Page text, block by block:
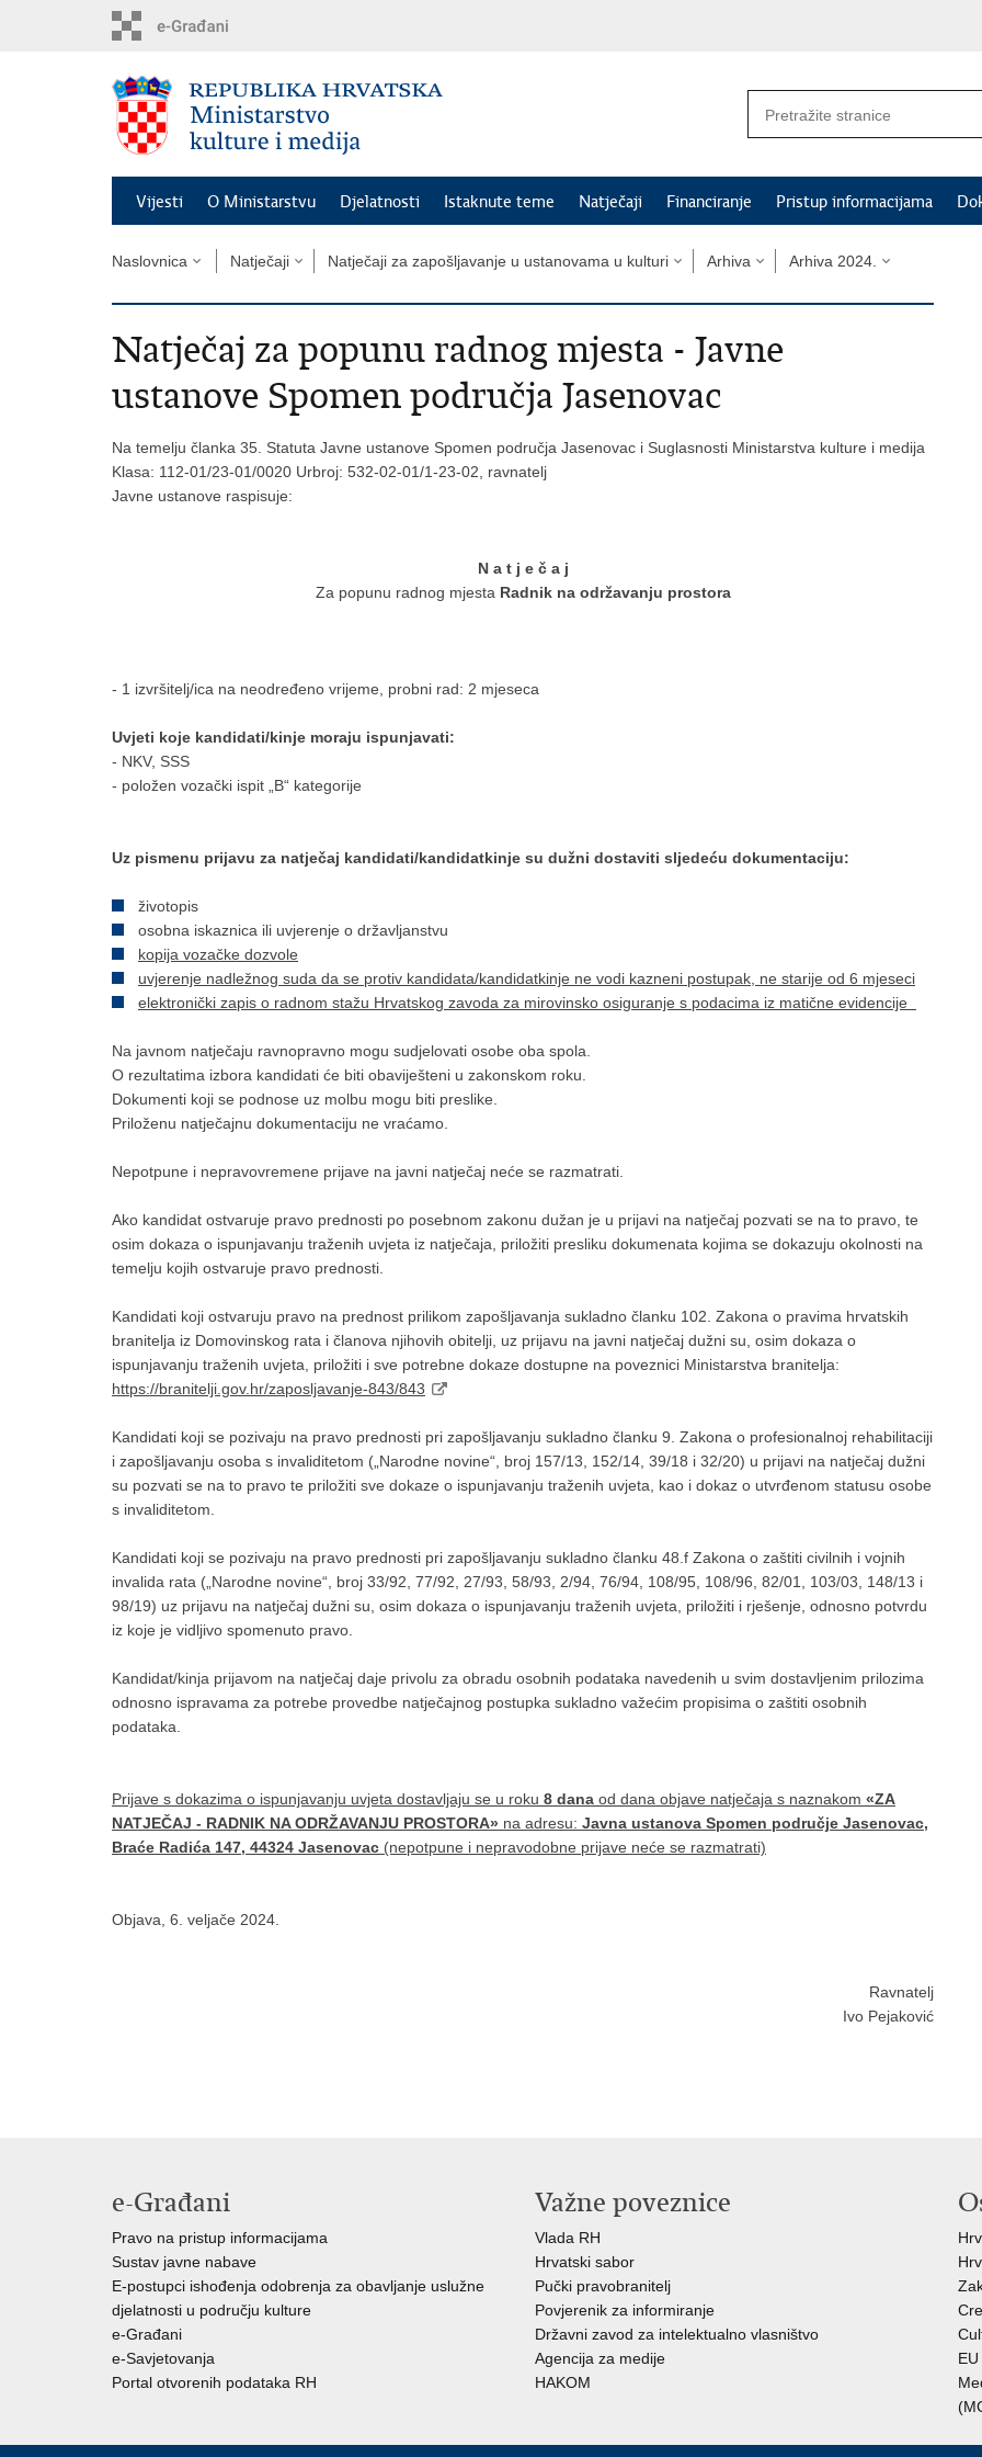
Vijesti O Ministarstvu Djelatnosti Istaknute teme Natječaji Financiranje Pristup informacijama
Naslovnica Natječaji Natječaji za zapošljavanje u ustanovama u kulturi Arhiva Arhiva 2024.
Natječaj za popunu radnog mjesta - Javne
ustanove Spomen područja Jasenovac
Na temelju članka 35. Statuta Javne ustanove Spomen područja Jasenovac i Suglasnosti Ministarstva kulture i medija
Klasa: 112-01/23-01/0020 Urbroj: 532-02-01/1-23-02, ravnatelj
Javne ustanove raspisuje:
N a t j e č a j
Za popunu radnog mjesta Radnik na održavanju prostora
- 1 izvršitelj/ica na neodređeno vrijeme, probni rad: 2 mjeseca
Uvjeti koje kandidati/kinje moraju ispunjavati:
- NKV, SSS
- položen vozački ispit „B“ kategorije
Uz pismenu prijavu za natječaj kandidati/kandidatkinje su dužni dostaviti sljedeću dokumentaciju:
životopis
osobna iskaznica ili uvjerenje o državljanstvu
kopija vozačke dozvole
uvjerenje nadležnog suda da se protiv kandidata/kandidatkinje ne vodi kazneni postupak, ne starije od 6 mjeseci
elektronički zapis o radnom stažu Hrvatskog zavoda za mirovinsko osiguranje s podacima iz matične evidencije
Na javnom natječaju ravnopravno mogu sudjelovati osobe oba spola.
O rezultatima izbora kandidati će biti obaviješteni u zakonskom roku.
Dokumenti koji se podnose uz molbu mogu biti preslike.
Priloženu natječajnu dokumentaciju ne vraćamo.
Nepotpune i nepravovremene prijave na javni natječaj neće se razmatrati.
Ako kandidat ostvaruje pravo prednosti po posebnom zakonu dužan je u prijavi na natječaj pozvati se na to pravo, te
osim dokaza o ispunjavanju traženih uvjeta iz natječaja, priložiti presliku dokumenata kojima se dokazuju okolnosti na
temelju kojih ostvaruje pravo prednosti.
Kandidati koji ostvaruju pravo na prednost prilikom zapošljavanja sukladno članku 102. Zakona o pravima hrvatskih
branitelja iz Domovinskog rata i članova njihovih obitelji, uz prijavu na javni natječaj dužni su, osim dokaza o
ispunjavanju traženih uvjeta, priložiti i sve potrebne dokaze dostupne na poveznici Ministarstva branitelja:
https://branitelji.gov.hr/zaposljavanje-843/843
Kandidati koji se pozivaju na pravo prednosti pri zapošljavanju sukladno članku 9. Zakona o profesionalnoj rehabilitaciji
i zapošljavanju osoba s invaliditetom („Narodne novine“, broj 157/13, 152/14, 39/18 i 32/20) u prijavi na natječaj dužni
su pozvati se na to pravo te priložiti sve dokaze o ispunjavanju traženih uvjeta, kao i dokaz o utvrđenom statusu osobe
s invaliditetom.
Kandidati koji se pozivaju na pravo prednosti pri zapošljavanju sukladno članku 48.f Zakona o zaštiti civilnih i vojnih
invalida rata („Narodne novine“, broj 33/92, 77/92, 27/93, 58/93, 2/94, 76/94, 108/95, 108/96, 82/01, 103/03, 148/13 i
98/19) uz prijavu na natječaj dužni su, osim dokaza o ispunjavanju traženih uvjeta, priložiti i rješenje, odnosno potvrdu
iz koje je vidljivo spomenuto pravo.
Kandidat/kinja prijavom na natječaj daje privolu za obradu osobnih podataka navedenih u svim dostavljenim prilozima
odnosno ispravama za potrebe provedbe natječajnog postupka sukladno važećim propisima o zaštiti osobnih
podataka.
Prijave s dokazima o ispunjavanju uvjeta dostavljaju se u roku 8 dana od dana objave natječaja s naznakom «ZA
NATJEČAJ - RADNIK NA ODRŽAVANJU PROSTORA» na adresu: Javna ustanova Spomen područje Jasenovac,
Braće Radića 147, 44324 Jasenovac (nepotpune i nepravodobne prijave neće se razmatrati)
Objava, 6. veljače 2024.
Ravnatelj
Ivo Pejaković
e-Građani
Pravo na pristup informacijama
Sustav javne nabave
E-postupci ishođenja odobrenja za obavljanje uslužne
djelatnosti u području kulture
e-Građani
e-Savjetovanja
Portal otvorenih podataka RH
Važne poveznice
Vlada RH
Hrvatski sabor
Pučki pravobranitelj
Povjerenik za informiranje
Državni zavod za intelektualno vlasništvo
Agencija za medije
HAKOM